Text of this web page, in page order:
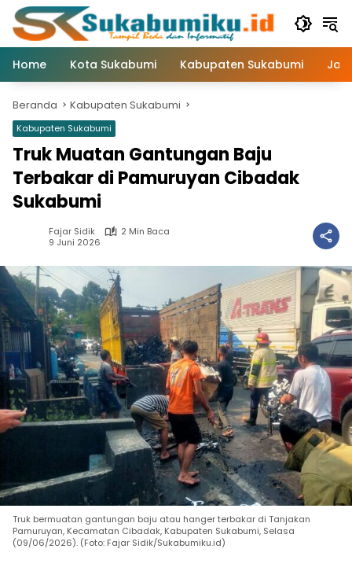
Langsung
konten
Home
Kota Sukabumi Kabupaten Sukabumi
Beranda Kabupaten Sukabumi
Kabupaten Sukabumi
Truk Muatan Gantungan Baju
Terbakar di Pamuruyan Cibadak
Sukabumi
Fajar Sidik
2 Min Baca
9 Juni 2026
Truk bermuatan gantungan baju atau hanger terbakar di Tanjakan
Pamuruyan, Kecamatan Cibadak, Kabupaten Sukabumi, Selasa
(09/06/2026). (Foto: Fajar Sidik/Sukabumiku.id)